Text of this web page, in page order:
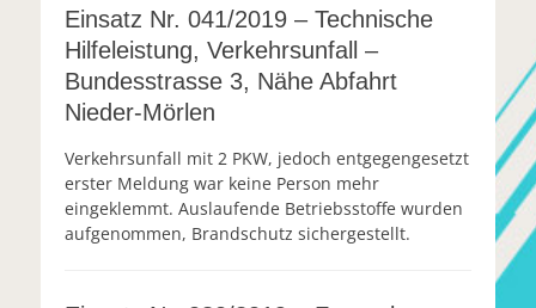
Einsatz Nr. 041/2019 – Technische
Hilfeleistung, Verkehrsunfall –
Bundesstrasse 3, Nähe Abfahrt
Nieder-Mörlen
Verkehrsunfall mit 2 PKW, jedoch entgegengesetzt
erster Meldung war keine Person mehr
eingeklemmt. Auslaufende Betriebsstoffe wurden
aufgenommen, Brandschutz sichergestellt.